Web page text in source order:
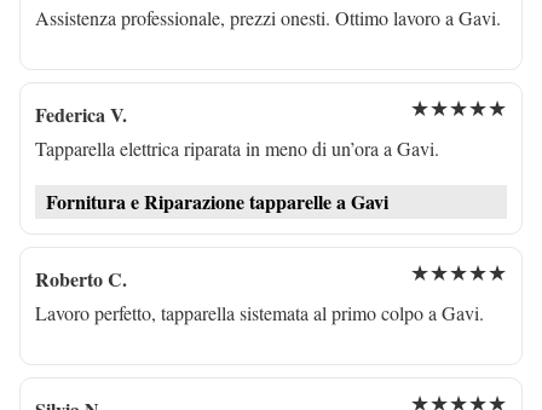
Assistenza professionale, prezzi onesti. Ottimo lavoro a Gavi.
Federica V. ★★★★★
Tapparella elettrica riparata in meno di un’ora a Gavi.
Fornitura e Riparazione tapparelle a Gavi
Roberto C. ★★★★★
Lavoro perfetto, tapparella sistemata al primo colpo a Gavi.
★★★★★